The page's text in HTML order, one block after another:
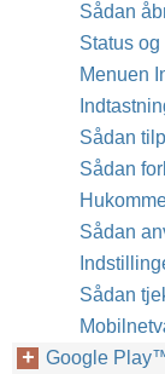
Sådan
Status
Menuen
Sådan
Sådan
Sådan
Sådan
Google